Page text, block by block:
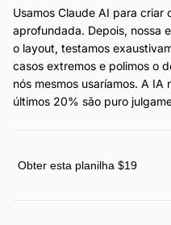
Usamos Claude AI para criar
aprofundada. Depois, nossa
o layout, testamos
casos extremos e polimos o
nós mesmos usaríamos. A
últimos 20% são puro
Obter esta planilha $19